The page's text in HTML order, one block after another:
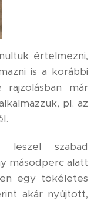
értelmezni,
is a korábbi
már
pl. az
leszel szabad
másodperc alatt
egy tökéletes
akár nyújtott,